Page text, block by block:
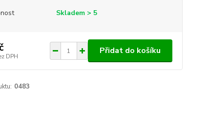
Skladem > 5
DPH
Přidat do košíku
0483